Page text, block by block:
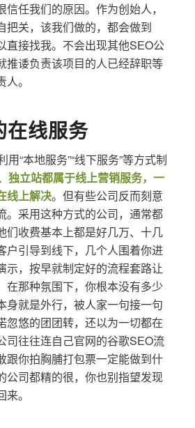
任我们的原因。作为创始人，
把关，该我们做的，都会做到
直接找我。不会出现其他SEO公
推诿负责该项目的人已经辞职等
。
在线服务
“本地服务”“线下服务”等方式制
独立站都属于线上营销服务，一
线上解决。但有些公司反而刻意
。采用这种方式的公司，通常都
们收费基本上都是好几万、十几
户引导到线下，几个人围着你进
示，按早就制定好的流程套路让
在那种氛围下，你根本没有多少
身就是外行，被人家一句接一句
忽悠的团团转，还以为一切都在
司往往连自己官网的谷歌SEO流
跟你拍胸脯打包票一定能做到什
公司都精的很，你也别指望发现
。